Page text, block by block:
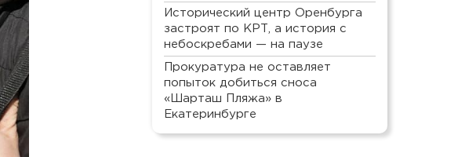
Исторический центр Оренбурга
застроят по КРТ, а история с
небоскребами — на паузе
Прокуратура не оставляет
попыток добиться сноса
«Шарташ Пляжа» в
Екатеринбурге